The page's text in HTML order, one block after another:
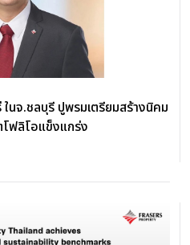
นจ.ชลบุรี ปูพรมเตรียมสร้างนิคม
ฟลิโอแข็งแกร่ง